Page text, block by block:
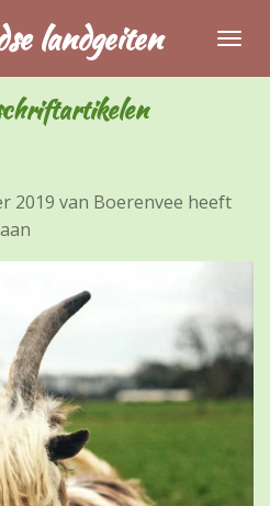
landgeiten
2019 van Boerenvee heeft